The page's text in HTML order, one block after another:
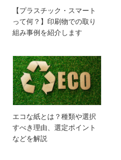
【プラスチック・スマート
って何？】印刷物での取り
組み事例を紹介します
エコな紙とは？種類や選択
すべき理由、選定ポイント
などを解説